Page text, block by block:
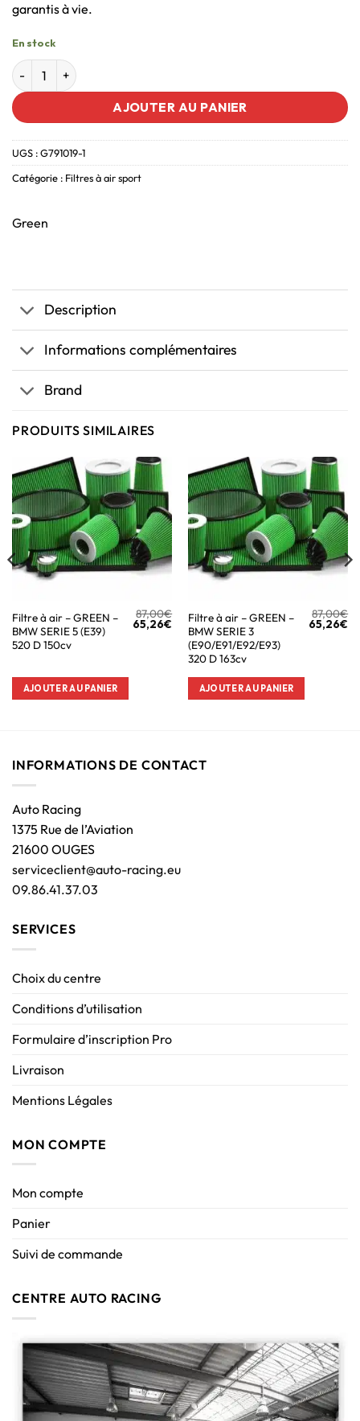
garantis à vie.
En stock
AJOUTER AU PANIER
UGS :G791019-1
Catégorie : Filtres à air sport
Green
Description
Informations complémentaires
Brand
PRODUITS SIMILAIRES
Filtre à air – GREEN –
BMW SERIE 5 (E39)
520 D 150cv
87,00€
65,26€
AJOUTER AU PANIER
Filtre à air – GREEN –
BMW SERIE 3
(E90/E91/E92/E93)
320 D 163cv
87,00€
65,26€
AJOUTER AU PANIER
INFORMATIONS DE CONTACT
Auto Racing
1375 Rue de l’Aviation
21600 OUGES
serviceclient@auto-racing.eu
09.86.41.37.03
SERVICES
Choix du centre
Conditions d’utilisation
Formulaire d’inscription Pro
Livraison
Mentions Légales
MON COMPTE
Mon compte
Panier
Suivi de commande
CENTRE AUTO RACING